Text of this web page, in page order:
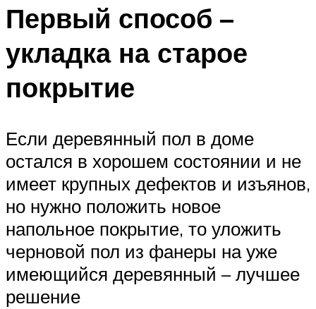
Первый способ –
укладка на старое
покрытие
Если деревянный пол в доме
остался в хорошем состоянии и не
имеет крупных дефектов и изъянов,
но нужно положить новое
напольное покрытие, то уложить
черновой пол из фанеры на уже
имеющийся деревянный – лучшее
решение